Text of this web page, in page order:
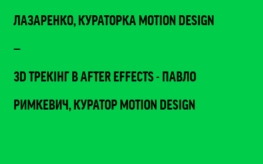
ЛАЗАРЕНКО, КУРАТОРКА MOTION DESIGN
—
3D ТРЕКІНГ В AFTER EFFECTS - ПАВЛО
РИМКЕВИЧ, КУРАТОР MOTION DESIGN